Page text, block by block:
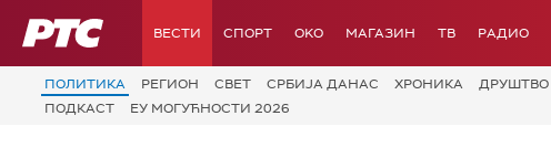
РТС ВЕСТИ СПОРТ OKO МАГАЗИН ТВ РАДИО
ПОЛИТИКА РЕГИОН СВЕТ СРБИЈА ДАНАС ХРОНИКА ДРУШТВО
ПОДКАСТ
ЕУ МОГУЋНОСТИ 2026